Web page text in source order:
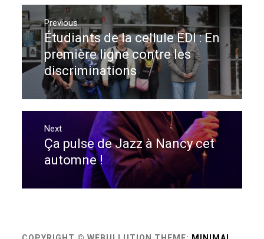
Navigation
de
l’article
Previous
Previous
post:
Étudiants de la cellule EDI : En
première ligne contre les
discriminations
Next
Next
post:
Ça pulse de Jazz à Nancy cet
automne !